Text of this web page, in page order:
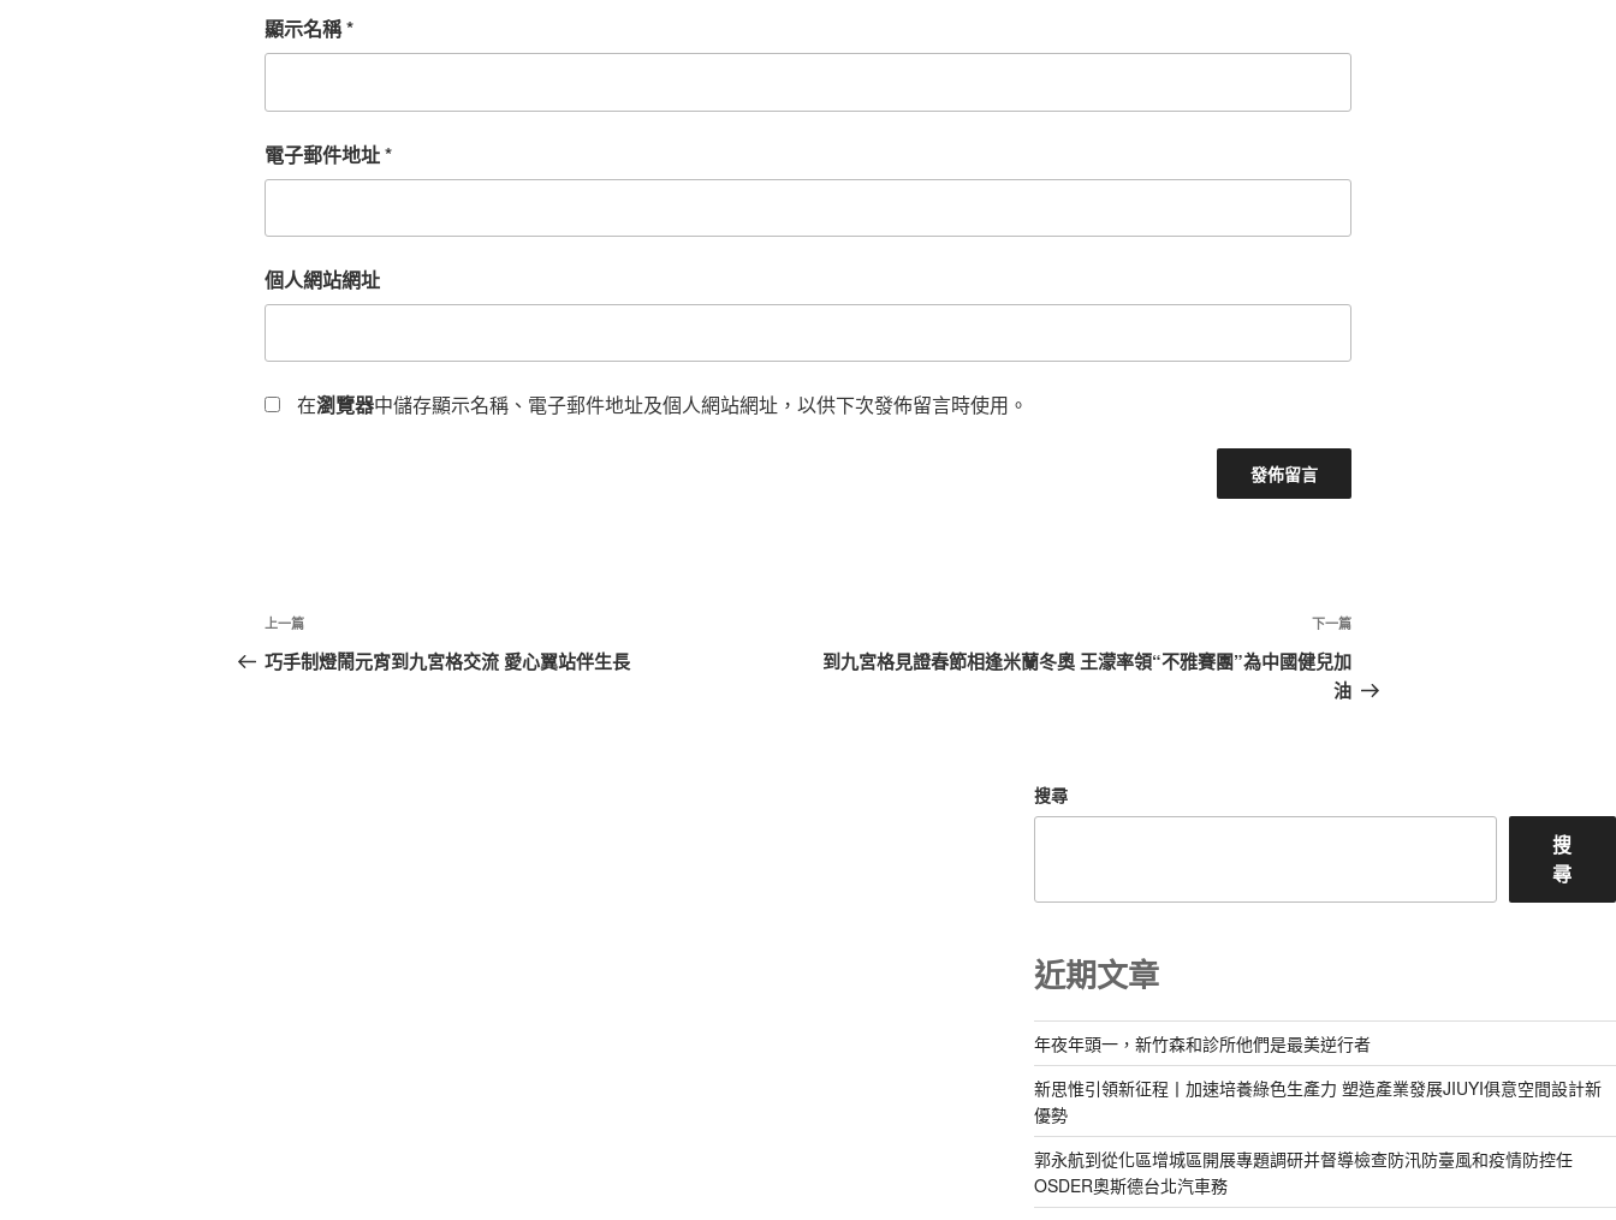
顯示名稱*
電子郵件地址*
個人網站網址
在瀏覽器中儲存顯示名稱、電子郵件地址及個人網站網址，以供下次發佈留言時使用。
文
章
上
一
上一篇
巧手制燈鬧元宵到九宮格交流 愛心翼站伴生長
下
一
篇
下一篇
到九宮格見證春節相逢米蘭冬奧 王濛率領“不雅賽團”為中國健兒加
油
搜尋
搜
尋
近期文章
年夜年頭一，新竹森和診所他們是最美逆行者
新思惟引領新征程丨加速培養綠色生產力 塑造產業發展JIUYI俱意空間設計新
優勢
郭永航到從化區增城區開展專題調研并督導檢查防汛防臺風和疫情防控任
OSDER奧斯德台北汽車務